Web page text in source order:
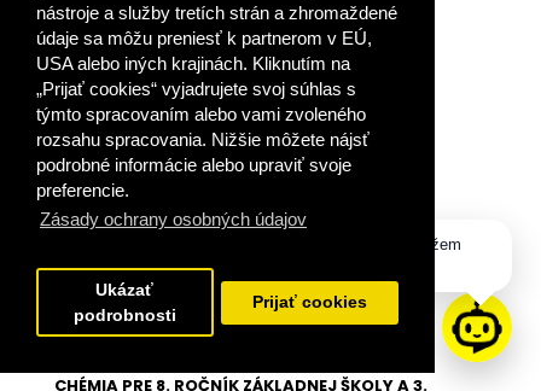
nástroje a služby tretích strán a zhromaždené
údaje sa môžu preniesť k partnerom v EÚ,
USA alebo iných krajinách. Kliknutím na
„Prijať cookies“ vyjadrujete svoj súhlas s
týmto spracovaním alebo vami zvoleného
rozsahu spracovania. Nižšie môžete nájsť
podrobné informácie alebo upraviť svoje
preferencie.
Zásady ochrany osobných údajov
Ukázať
podrobnosti
Prijať cookies
CHÉMIA PRE 8. ROČNÍK ZÁKLADNEJ ŠKOLY A 3.
Dobrý deň, ako vám môžem